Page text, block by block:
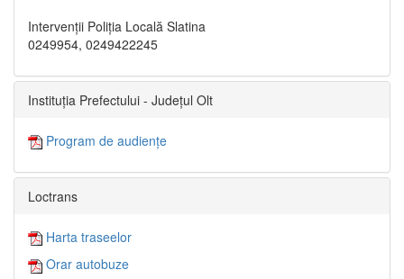
Intervenții Poliția Locală Slatina
0249954, 0249422245
Instituția Prefectului - Județul Olt
Program de audiențe
Loctrans
Harta traseelor
Orar autobuze